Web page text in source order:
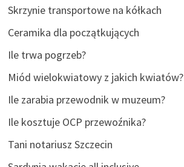
Skrzynie transportowe na kółkach
Ceramika dla początkujących
Ile trwa pogrzeb?
Miód wielokwiatowy z jakich kwiatów?
Ile zarabia przewodnik w muzeum?
Ile kosztuje OCP przewoźnika?
Tani notariusz Szczecin